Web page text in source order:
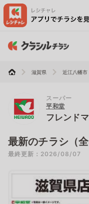
滋賀県 近江八幡市
スーパー
平和堂
フレンド
最新のチラシ（全
最終更新：2026/08/07